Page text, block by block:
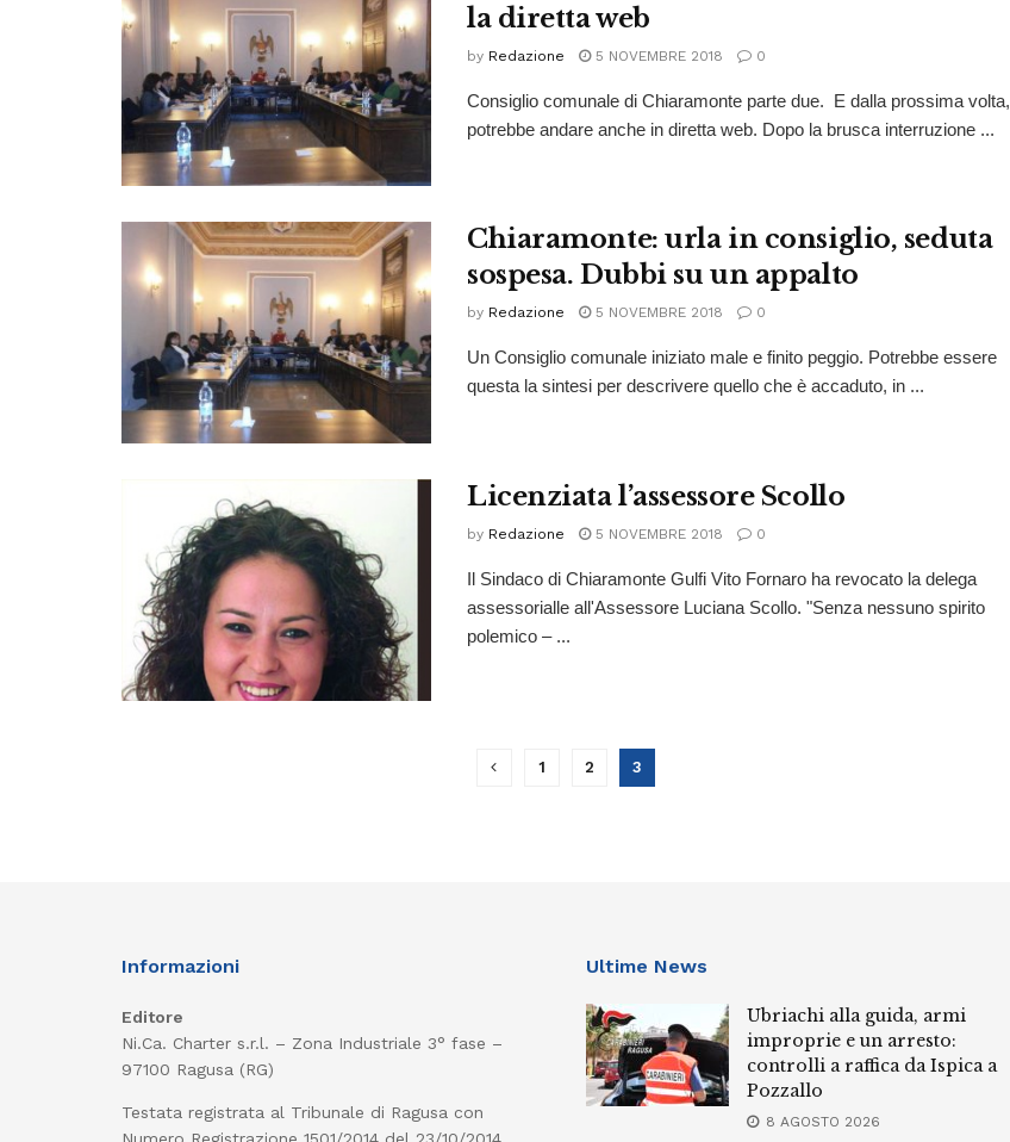
la diretta web
by Redazione 5 NOVEMBRE 2018 0
Consiglio comunale di Chiaramonte parte due. E dalla prossima volta,
potrebbe andare anche in diretta web. Dopo la brusca interruzione ...
Chiaramonte: urla in consiglio, seduta
sospesa. Dubbi su un appalto
by Redazione 5 NOVEMBRE 2018 0
Un Consiglio comunale iniziato male e finito peggio. Potrebbe essere
questa la sintesi per descrivere quello che è accaduto, in ...
Licenziata l’assessore Scollo
by Redazione 5 NOVEMBRE 2018 0
Il Sindaco di Chiaramonte Gulfi Vito Fornaro ha revocato la delega
assessorialle all'Assessore Luciana Scollo. "Senza nessuno spirito
polemico – ...
1 2 3
Informazioni
Editore
Ni.Ca. Charter s.r.l. – Zona Industriale 3° fase –
97100 Ragusa (RG)
Testata registrata al Tribunale di Ragusa con
Ultime News
Ubriachi alla guida, armi
improprie e un arresto:
controlli a raffica da Ispica a
Pozzallo
8 AGOSTO 2026